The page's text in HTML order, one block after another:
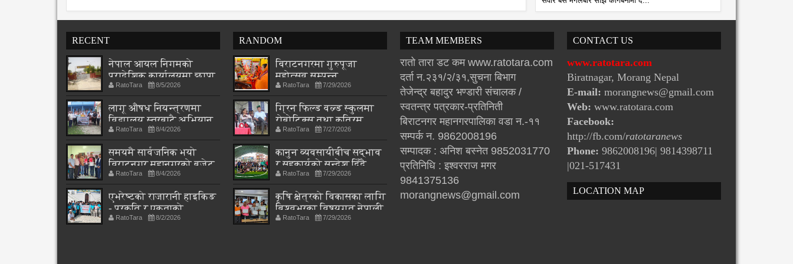
RECENT
नेपाल आयल निगमको
प्रादेशिक कार्यालयमा छापा
RatoTara 8/5/2026
लागू औषध नियन्त्रणमा
विद्यालय स्तरबाटै अभियान
शुरुRatoTara 8/4/2026
समयमै सार्वजनिक भयो
विराटनगर महानगरको बजेट
पुस्तिका, कार्यान्वयन
प्रक्रिया पनि सुरु
RatoTara 8/4/2026
एभरेष्टको राजारानी हाइकिङ
- प्रकृति र एकताको
पाठशाला
RatoTara 8/2/2026
RANDOM
विराटनगरमा गुरुपूजा
महोत्सव सम्पन्न,
आध्यात्मिक जीवनशैली
अपनाउन जोड
RatoTara 7/29/2026
ग्रिन फिल्ड वल्र्ड स्कुलमा
रोबोटिक्स तथा कृत्रिम
बुद्धिमत्ता प्रयोगशालाको
उद्घाटन
RatoTara 7/27/2026
कानुन व्यवसायीबीच सद्भाव
र सहकार्यको सन्देश दिँदै
‘लयर्स फुटसल कप–२०८३’
सम्पन्न
RatoTara 7/29/2026
कृषि क्षेत्रको विकासका लागि
बिश्वभरका विषयगत नेपाली
विज्ञहरूको पहिचान र
RatoTara 7/29/2026
TEAM MEMBERS
रातो तारा डट कम www.ratotara.com
दर्ता न.२३१/२/३१,सुचना बिभाग
तेजेन्द्र बहादुर भण्डारी संचालक /
स्वतन्त्र पत्रकार-प्रतिनिती
बिराटनगर महानगरपालिका वडा न.-११
सम्पर्क न. 9862008196
सम्पादक : अनिश बस्नेत 9852031770
प्रतिनिधि : इश्वरराज मगर
9841375136
morangnews@gmail.com
CONTACT US
www.ratotara.com
Biratnagar, Morang Nepal
E-mail: morangnews@gmail.com
Web: www.ratotara.com
Facebook:
http://fb.com/ratotaranews
Phone:9862008196| 9814398711
|021-517431
LOCATION MAP